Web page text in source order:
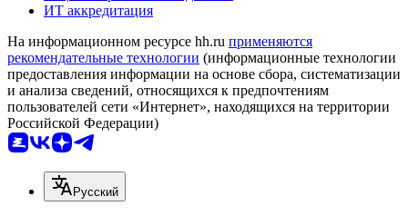
ИТ аккредитация
На информационном ресурсе hh.ru применяются
рекомендательные технологии (информационные технологии
предоставления информации на основе сбора, систематизации
и анализа сведений, относящихся к предпочтениям
пользователей сети «Интернет», находящихся на территории
Российской Федерации)
Русский